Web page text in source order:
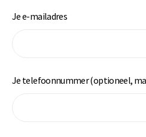
Je e-mailadres
Je telefoonnummer (optioneel,